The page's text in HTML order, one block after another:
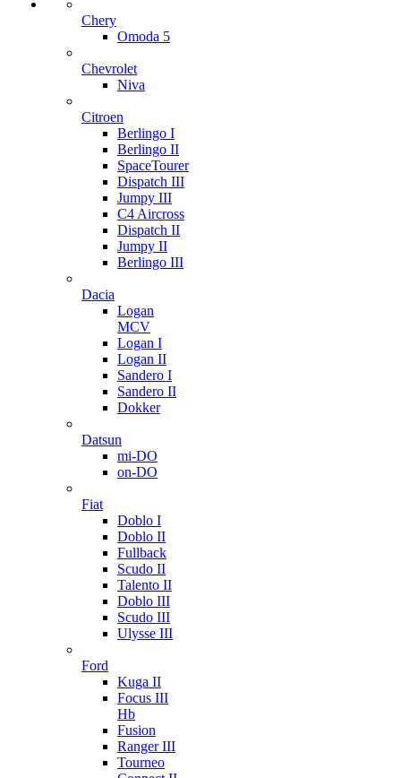
Chery
Omoda 5
Chevrolet
Niva
Citroen
Berlingo I
Berlingo II
SpaceTourer
Dispatch III
Jumpy III
C4 Aircross
Dispatch II
Jumpy II
Berlingo III
Dacia
Logan
MCV
Logan I
Logan II
Sandero I
Sandero II
Dokker
Datsun
mi-DO
on-DO
Fiat
Doblo I
Doblo II
Fullback
Scudo II
Talento II
Doblo III
Scudo III
Ulysse III
Ford
Kuga II
Focus III
Hb
Fusion
Ranger III
Tourneo